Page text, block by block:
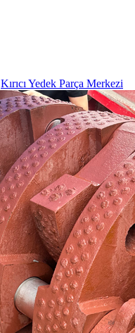
Kırıcı Yedek Parça Merkezi